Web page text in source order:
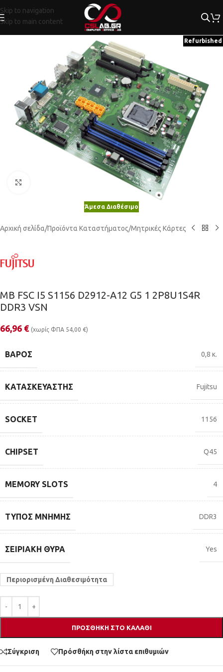
Skip to navigation
Skip to main content
Refurbished
Άμεσα Διαθέσιμο
Αρχική σελίδα/Προϊόντα Καταστήματος/Μητρικές Κάρτες
MB FSC I5 S1156 D2912-A12 G5 1 2P8U1S4R
DDR3 VSN
66,96 € (χωρίς ΦΠΑ 54,00 €)
ΒΆΡΟΣ 0,8 κ.
ΚΑΤΑΣΚΕΥΑΣΤΉΣ Fujitsu
SOCKET 1156
CHIPSET Q45
MEMORY SLOTS 4
ΤΎΠΟΣ ΜΝΉΜΗΣ DDR3
ΣΕΙΡΙΑΚΉ ΘΎΡΑ Yes
Περιορισμένη Διαθεσιμότητα
ΠΡΟΣΘΉΚΗ ΣΤΟ ΚΑΛΆΘΙ
Σύγκριση Πρόσθήκη στην λίστα επιθυμιών